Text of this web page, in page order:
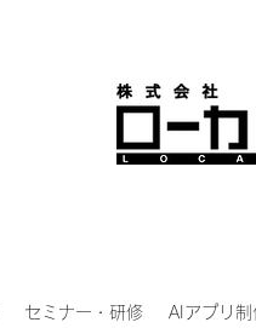
セミナー・研修 AIアプリ制